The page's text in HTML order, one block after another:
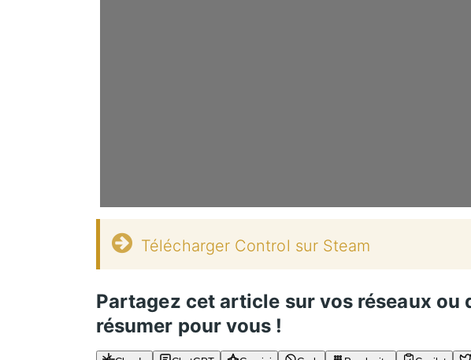
Télécharger Control sur Steam
Partagez cet article sur vos réseaux ou
résumer pour vous !